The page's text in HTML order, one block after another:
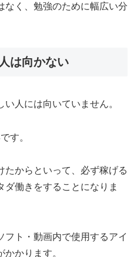
なく、勉強のために幅広い分
は向かない
人には向いていません。
す。
たからといって、必ず稼げる
ダ働きをすることになりま
フト・動画内で使用するアイ
かります。